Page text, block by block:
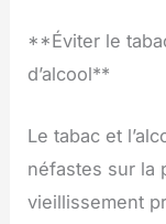
**Éviter le
d’alcool**
Le tabac et
néfastes sur la
vieillissement